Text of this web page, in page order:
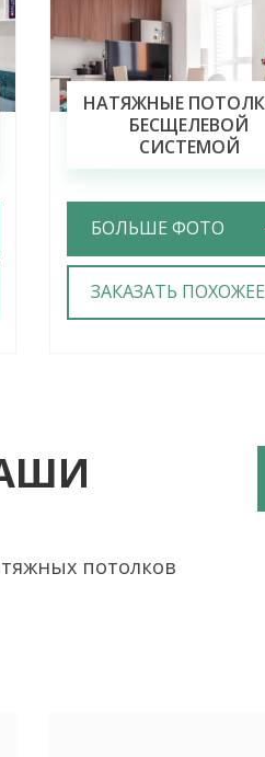
НАТЯЖНЫЕ
БЕСЩЕЛЕВОЙ
СИСТЕМОЙ
БОЛЬШЕ ФОТО
ЗАКАЗАТЬ ПОХОЖЕЕ
Next
потолков